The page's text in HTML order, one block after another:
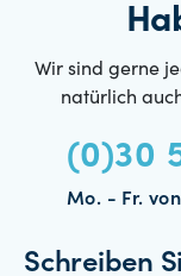
Wir sind gerne
natürlich
(0)30
Mo. - Fr.
Schreiben